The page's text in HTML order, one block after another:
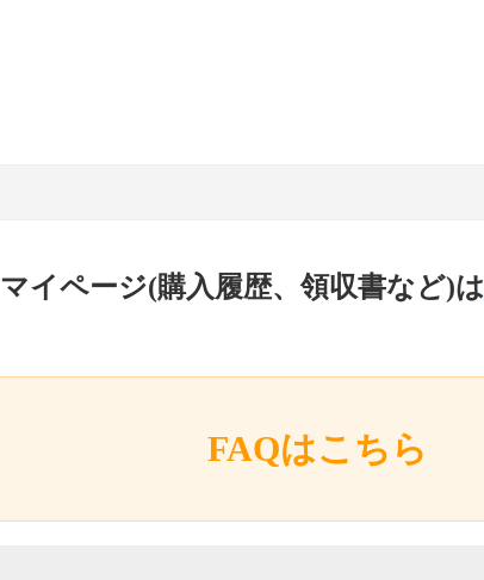
マイページ(購入履歴、領収書など)は
FAQはこちら